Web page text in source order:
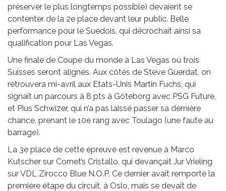
préserver le plus longtemps possible) devaient se
contenter de la 2e place devant leur public. Belle
performance pour le Suédois, qui décrochait ainsi sa
qualification pour Las Vegas.
Une finale de Coupe du monde à Las Vegas où trois
Suisses seront alignés. Aux côtés de Steve Guerdat, on
retrouvera mi-avril aux Etats-Unis Martin Fuchs, qui
signait un parcours à 8 pts à Göteborg avec PSG Future,
et Pius Schwizer, qui n’a pas laissé passer sa dernière
chance, prenant le 10e rang avec Toulago (une faute au
barrage).
La 3e place de cette épreuve est revenue à Marco
Kutscher sur Cornet’s Cristallo, qui devançait Jur Vrieling
sur VDL Zirocco Blue N.O.P. Ce dernier avait remporté la
première étape du circuit, à Oslo, mais se devait de